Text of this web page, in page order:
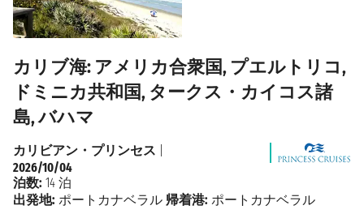
カリブ海: アメリカ合衆国, プエルトリコ,
ドミニカ共和国, タークス・カイコス諸
島, バハマ
カリビアン・プリンセス
2026/10/04
泊数: 14 泊
出発地: ポートカナベラル 帰着港: ポートカナベラル